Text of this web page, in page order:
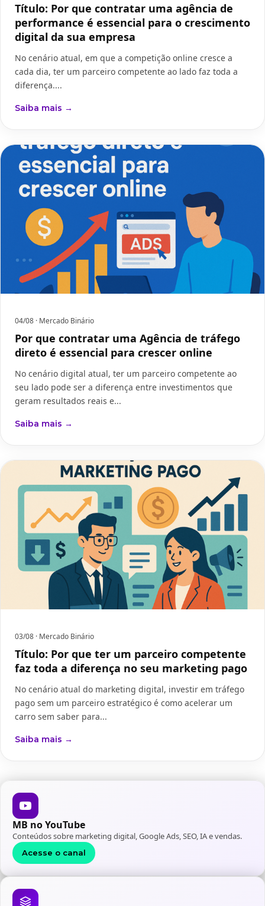
Título: Por que contratar uma agência de
performance é essencial para o crescimento
digital da sua empresa
No cenário atual, em que a competição online cresce a
cada dia, ter um parceiro competente ao lado faz toda a
diferença....
Saiba mais →
04/08 · Mercado Binário
Por que contratar uma Agência de tráfego
direto é essencial para crescer online
No cenário digital atual, ter um parceiro competente ao
seu lado pode ser a diferença entre investimentos que
geram resultados reais e...
Saiba mais →
03/08 · Mercado Binário
Título: Por que ter um parceiro competente
faz toda a diferença no seu marketing pago
No cenário atual do marketing digital, investir em tráfego
pago sem um parceiro estratégico é como acelerar um
carro sem saber para...
Saiba mais →
MB no YouTube
Conteúdos sobre marketing digital, Google Ads, SEO, IA e vendas.
Acesse o canal